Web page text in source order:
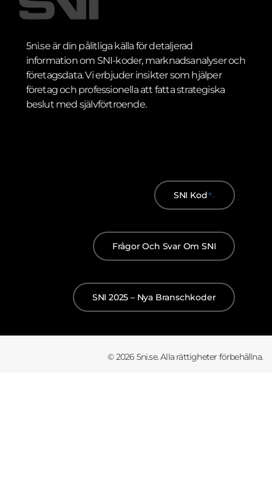
5ni.se är din pålitliga källa för detaljerad
information om SNI-koder, marknadsanalyser och
företagsdata. Vi erbjuder insikter som hjälper
företag och professionella att fatta strategiska
beslut med självförtroende.
SNI Kod
Frågor Och Svar Om SNI
SNI 2025 – Nya Branschkoder
© 2026 5ni.se. Alla rättigheter förbehållna.